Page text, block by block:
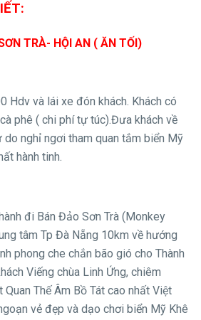
TRÀ- HỘI AN ( ĂN TỐI)
Hdv và lái xe đón khách. Khách có
phê ( chi phí tự túc).Đưa khách về
do nghỉ ngơi tham quan tắm biển Mỹ
hành tinh.
đi Bán Đảo Sơn Trà (Monkey
tâm Tp Đà Nẵng 10km về hướng
phong che chắn bão gió cho Thành
Viếng chùa Linh Ứng, chiêm
Thế Âm Bồ Tát cao nhất Việt
vẻ đẹp và dạo chơi biển Mỹ Khê